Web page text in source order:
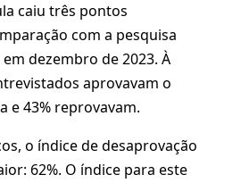
caiu três pontos
com a pesquisa
dezembro de 2023. À
aprovavam o
e 43% reprovavam.
o índice de desaprovação
62%. O índice para este